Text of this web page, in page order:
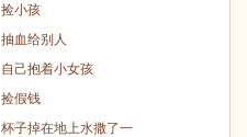
捡小孩
抽血给别人
自己抱着小女孩
捡假钱
杯子掉在地上水撒了一